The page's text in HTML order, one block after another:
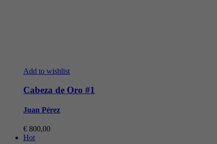
Add to wishlist
Cabeza de Oro #1
Juan Pérez
€ 800,00
Hot